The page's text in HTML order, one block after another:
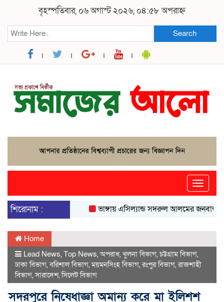
বৃহস্পতিবার, ০৬ অগাস্ট ২০২৬, ০৪:৫৮ অপরাহ্ন
Search
Toggle
শিরোনাম :
ভাঙ্গায় এসিল্যান্ড সদরুল আলমের জনবান্ধব
Home
Lead News, Top News,অপরাধ, খুলনা বিভাগ,চট্টগ্রাম বিভাগ,
ঢাকা বিভাগ,বরিশাল বিভাগ,ময়মনসিংহ বিভাগ,রংপুর বিভাগ,রাজশাহী
বিভাগ,সারাদেশ,সিলেট বিভাগ
সদরপুরে নিষেধাজ্ঞা অমান্য করে মা ইলিশশ